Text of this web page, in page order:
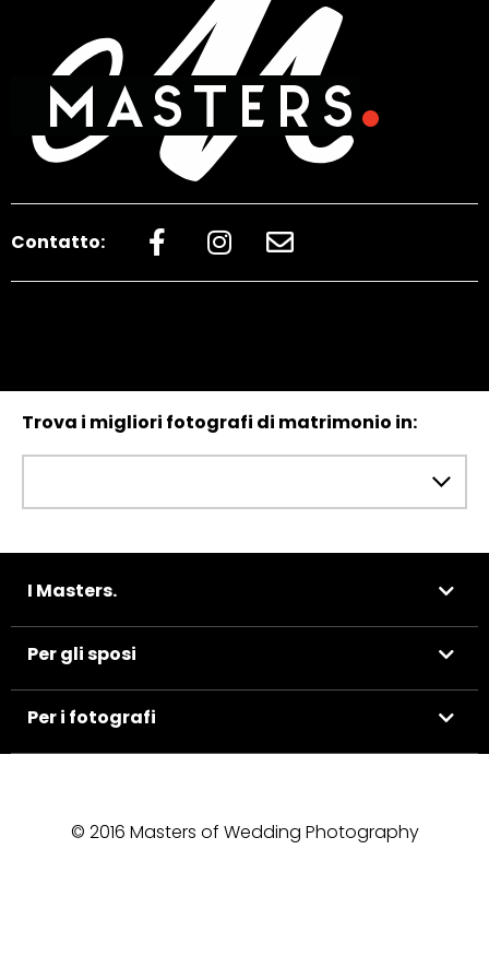
Contatto:
Trova i migliori fotografi di matrimonio in:
I Masters.
Per gli sposi
Per i fotografi
© 2016 Masters of Wedding Photography